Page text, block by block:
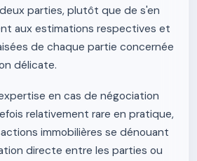
parties, plutôt que de s'en
aux estimations respectives et
de chaque partie concernée
délicate.
en cas de négociation
relativement rare en pratique,
immobilières se dénouant
directe entre les parties ou